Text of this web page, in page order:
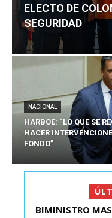
ELECTO DE
SEGURIDAD
NACIONAL
HARBOE: “LO QUE SE
HACER
FONDO”
BIMINISTRO